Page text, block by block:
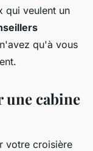
qui veulent un
qu'à vous
une cabine
votre croisière